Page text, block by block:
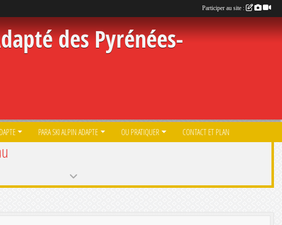
des Pyrénées-
PARA SKI ALPIN ADAPTE OU PRATIQUER CONTACT ET PLAN
Participer au site :